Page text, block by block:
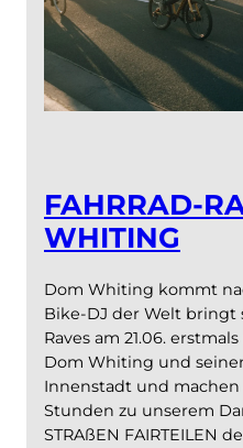
FAHRRAD-
WHITING
Dom Whiting kommt
Bike-DJ der Welt bringt
Raves am 21.06.
Dom Whiting und
Innenstadt und
Stunden zu unserem
STRAßEN FAIRTEILEN